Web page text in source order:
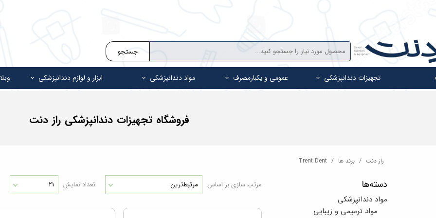
جستجو
تجهیزات دندانپزشکی عمومی و یکبارمصرف مواد دندانپزشکی ابزار و لوازم دندانپزشکی
فروشگاه تجهیزات دندانپزشکی راز دنت
راز دنت برند ها Trent Dent
دسته‌ها
مواد دندانپزشکی
مواد ترمیمی و زیبایی
مرتب سازی بر اساس مرتبط‌ترین تعداد نمایش ۲۱